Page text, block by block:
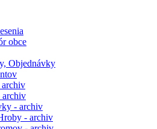
obce
Objednávky
- archiv
- archiv